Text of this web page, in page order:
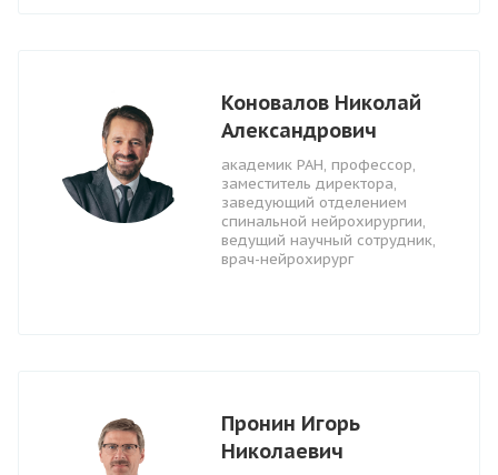
Коновалов Николай
Александрович
академик РАН, профессор,
заместитель директора,
заведующий отделением
спинальной нейрохирургии,
ведущий научный сотрудник,
врач-нейрохирург
Пронин Игорь
Николаевич